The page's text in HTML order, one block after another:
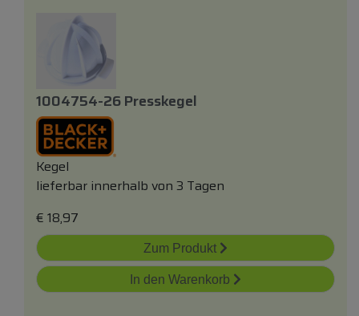
1004754-26 Presskegel
Kegel
lieferbar innerhalb von 3 Tagen
€ 18,97
Zum Produkt
In den Warenkorb